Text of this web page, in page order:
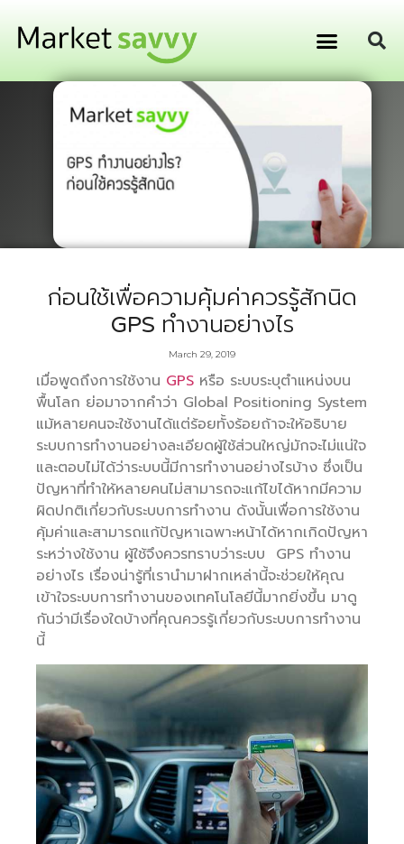
ก่อนใช้เพื่อความคุ้มค่าควรรู้สักนิด
GPS ทำงานอย่างไร
March 29, 2019
เมื่อพูดถึงการใช้งาน GPS หรือ ระบบระบุตำแหน่งบน
พื้นโลก ย่อมาจากคำว่า Global Positioning System
แม้หลายคนจะใช้งานได้แต่ร้อยทั้งร้อยถ้าจะให้อธิบาย
ระบบการทำงานอย่างละเอียดผู้ใช้ส่วนใหญ่มักจะไม่แน่ใจ
และตอบไม่ได้ว่าระบบนี้มีการทำงานอย่างไรบ้าง ซึ่งเป็น
ปัญหาที่ทำให้หลายคนไม่สามารถจะแก้ไขได้หากมีความ
ผิดปกติเกี่ยวกับระบบการทำงาน ดังนั้นเพื่อการใช้งาน
คุ้มค่าและสามารถแก้ปัญหาเฉพาะหน้าได้หากเกิดปัญหา
ระหว่างใช้งาน ผู้ใช้จึงควรทราบว่าระบบ GPS ทำงาน
อย่างไร เรื่องน่ารู้ที่เรานำมาฝากเหล่านี้จะช่วยให้คุณ
เข้าใจระบบการทำงานของเทคโนโลยีนี้มากยิ่งขึ้น มาดู
กันว่ามีเรื่องใดบ้างที่คุณควรรู้เกี่ยวกับระบบการทำงาน
นี้